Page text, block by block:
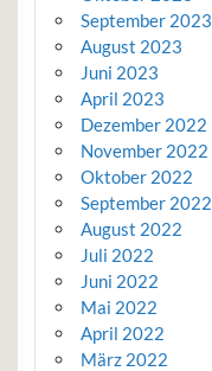
September 2023
August 2023
Juni 2023
April 2023
Dezember 2022
November 2022
Oktober 2022
September 2022
August 2022
Juli 2022
Juni 2022
Mai 2022
April 2022
März 2022